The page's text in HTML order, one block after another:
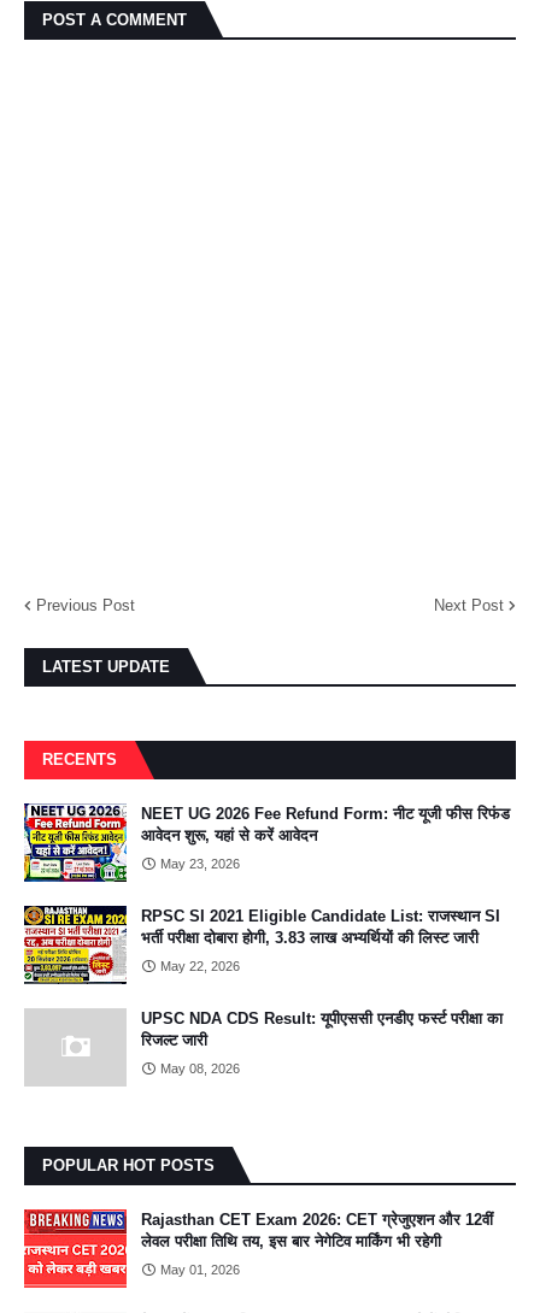
POST A COMMENT
Previous Post Next Post
LATEST UPDATE
RECENTS
NEET UG 2026 Fee Refund Form: नीट यूजी फीस रिफंड
आवेदन शुरू, यहां से करें आवेदन
May 23, 2026
RPSC SI 2021 Eligible Candidate List: राजस्थान SI
भर्ती परीक्षा दोबारा होगी, 3.83 लाख अभ्यर्थियों की लिस्ट जारी
May 22, 2026
UPSC NDA CDS Result: यूपीएससी एनडीए फर्स्ट परीक्षा का
रिजल्ट जारी
May 08, 2026
POPULAR HOT POSTS
Rajasthan CET Exam 2026: CET ग्रेजुएशन और 12वीं
लेवल परीक्षा तिथि तय, इस बार नेगेटिव मार्किंग भी रहेगी
May 01, 2026